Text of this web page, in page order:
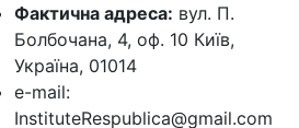
Фактична адреса: вул. П.
Болбочана, 4, оф. 10 Київ,
Україна, 01014
e-mail:
InstituteRespublica@gmail.com